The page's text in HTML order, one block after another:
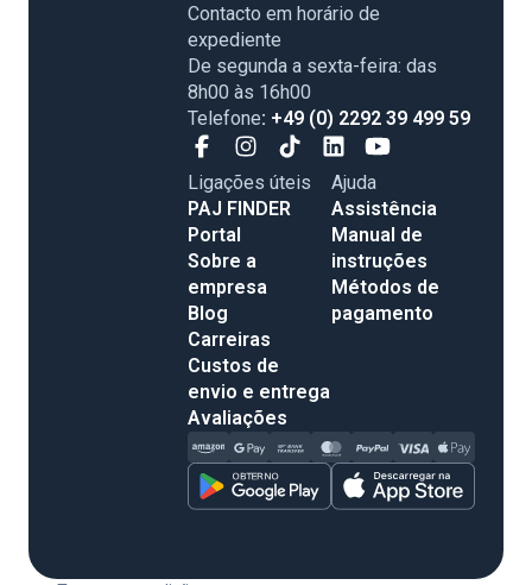
Contacto em horário de
expediente
De segunda a sexta-feira: das
8h00 às 16h00
Telefone: +49 (0) 2292 39 499 59
Ligações úteis
PAJ FINDER
Portal
Sobre a
empresa
Blog
Carreiras
Custos de
envio e entrega
Avaliações
Ajuda
Assistência
Manual de
instruções
Métodos de
pagamento